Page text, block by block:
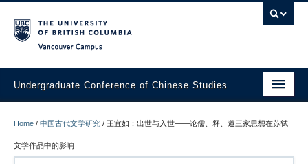
Undergraduate Conference of Chinese Studies
An Invitation to UCCS 3MT 2023 Final Competition
Home / 中国古代文学研究 / 王宜如：出世与入世——论儒、释、道三家思想在苏轼
文学作品中的影响